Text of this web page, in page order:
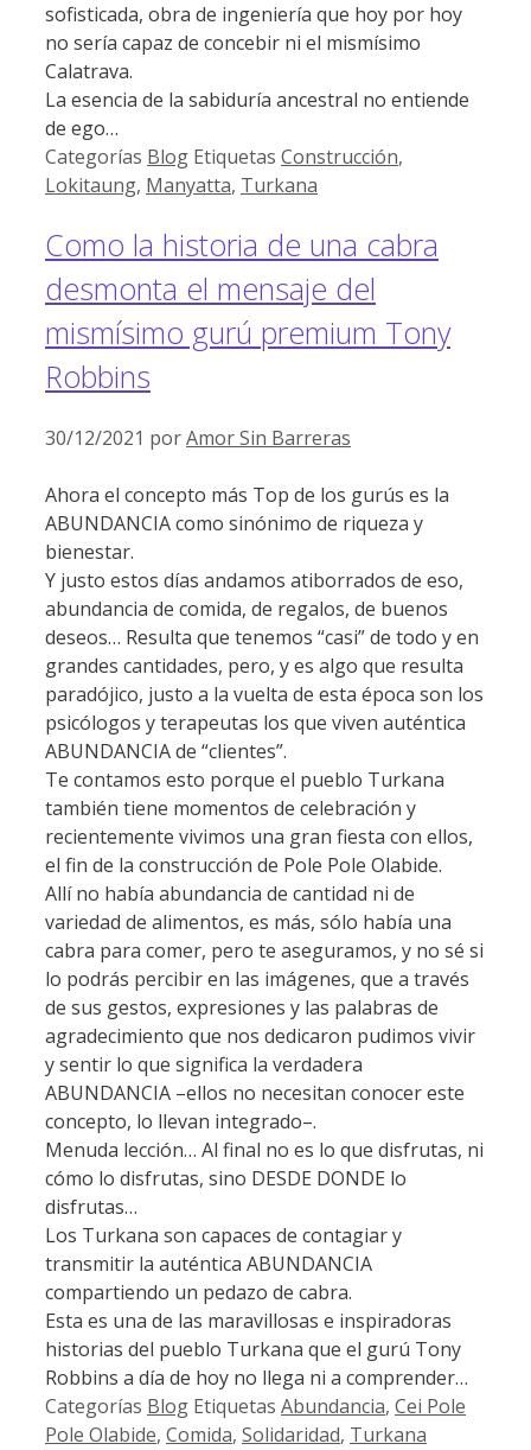
sofisticada, obra de ingeniería que hoy por hoy
no sería capaz de concebir ni el mismísimo
Calatrava.
La esencia de la sabiduría ancestral no entiende
de ego…
Categorías Blog Etiquetas Construcción,
Lokitaung, Manyatta, Turkana
Como la historia de una cabra
desmonta el mensaje del
mismísimo gurú premium Tony
Robbins
30/12/2021 porAmor Sin Barreras
Ahora el concepto más Top de los gurús es la
ABUNDANCIA como sinónimo de riqueza y
bienestar.
Y justo estos días andamos atiborrados de eso,
abundancia de comida, de regalos, de buenos
deseos… Resulta que tenemos “casi” de todo y en
grandes cantidades, pero, y es algo que resulta
paradójico, justo a la vuelta de esta época son los
psicólogos y terapeutas los que viven auténtica
ABUNDANCIA de “clientes”.
Te contamos esto porque el pueblo Turkana
también tiene momentos de celebración y
recientemente vivimos una gran fiesta con ellos,
el fin de la construcción de Pole Pole Olabide.
Allí no había abundancia de cantidad ni de
variedad de alimentos, es más, sólo había una
cabra para comer, pero te aseguramos, y no sé si
lo podrás percibir en las imágenes, que a través
de sus gestos, expresiones y las palabras de
agradecimiento que nos dedicaron pudimos vivir
y sentir lo que significa la verdadera
ABUNDANCIA –ellos no necesitan conocer este
concepto, lo llevan integrado–.
Menuda lección… Al final no es lo que disfrutas, ni
cómo lo disfrutas, sino DESDE DONDE lo
disfrutas…
Los Turkana son capaces de contagiar y
transmitir la auténtica ABUNDANCIA
compartiendo un pedazo de cabra.
Esta es una de las maravillosas e inspiradoras
historias del pueblo Turkana que el gurú Tony
Robbins a día de hoy no llega ni a comprender…
Categorías Blog Etiquetas Abundancia, Cei Pole
Pole Olabide, Comida, Solidaridad, Turkana